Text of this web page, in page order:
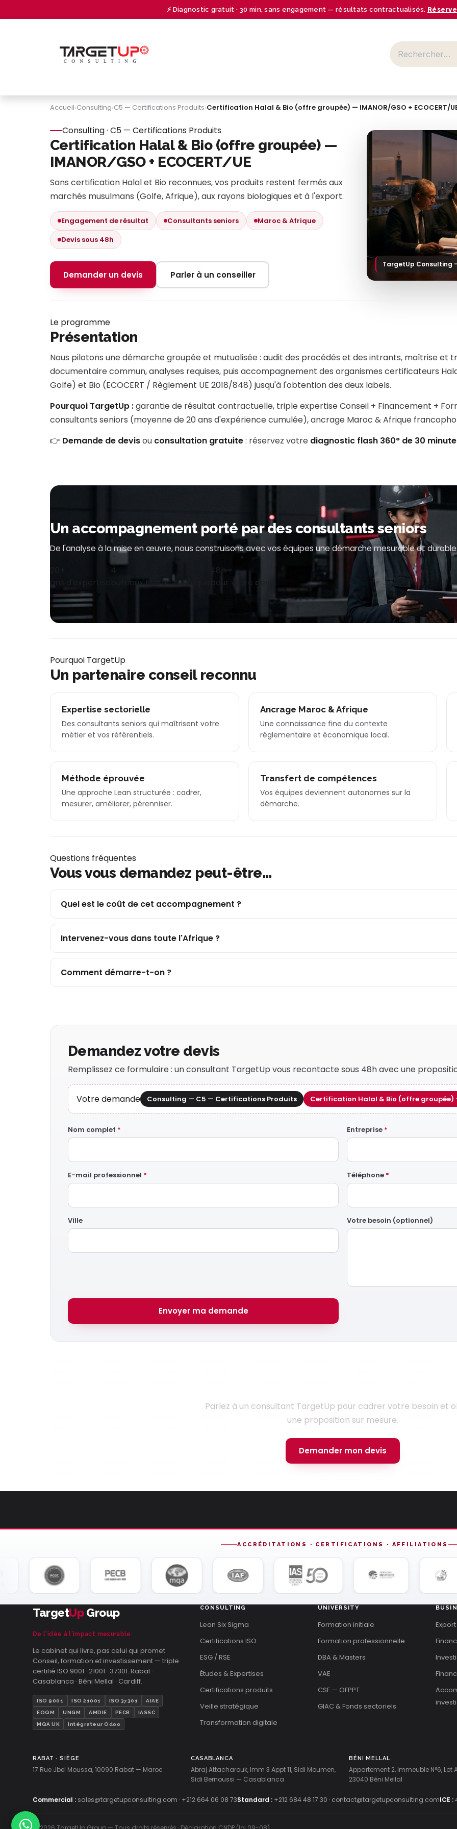
⚡ Diagnostic gratuit · 30 min, sans engagement — résultats contractualisés.
Accueil›Consulting›C5 — Certifications Produits›Certification Halal & Bio (offre groupée) — IMANOR/GSO + ECOCERT/
Consulting · C5 — Certifications Produits
Certification Halal & Bio (offre groupée) —
IMANOR/GSO + ECOCERT/UE
Sans certification Halal et Bio reconnues, vos produits restent fermés aux
marchés musulmans (Golfe, Afrique), aux rayons biologiques et à l'export.
Engagement de résultat Consultants seniors
Maroc & Afrique
Devis sous 48h
Demander un devis Parler à un conseiller
TargetUp Consulting
Le programme
Présentation
Nous pilotons une démarche groupée et mutualisée : audit des procédés et des intrants, maîtrise et
documentaire commun, analyses requises, puis accompagnement des organismes certificateurs
Golfe) et Bio (ECOCERT / Règlement UE 2018/848) jusqu'à l'obtention des deux labels.
Pourquoi TargetUp :garantie de résultat contractuelle, triple expertise Conseil + Financement +
consultants seniors (moyenne de 20 ans d'expérience cumulée), ancrage Maroc & Afrique
👉 Demande de devisou consultation gratuite: réservez votre diagnostic flash 360° de 30
Un accompagnement porté par des consultants seniors
De l'analyse à la mise en œuvre, nous construisons avec vos équipes une démarche mesurable et
ans d'expertise
4
bureaux Maroc & Afrique
48h
pour votre devis
Pourquoi TargetUp
Un partenaire conseil reconnu
Expertise sectorielle
Des consultants seniors qui maîtrisent votre
métier et vos référentiels.
Ancrage Maroc & Afrique
Une connaissance fine du contexte
réglementaire et économique local.
Méthode éprouvée
Une approche Lean structurée : cadrer,
mesurer, améliorer, pérenniser.
Transfert de compétences
Vos équipes deviennent autonomes sur la
démarche.
Questions fréquentes
Vous vous demandez peut-être…
Quel est le coût de cet accompagnement ?
Intervenez-vous dans toute l'Afrique ?
Comment démarre-t-on ?
Demandez votre devis
Remplissez ce formulaire : un consultant TargetUp vous recontacte sous 48h avec une
Votre demande Consulting — C5 — Certifications Produits Certification Halal & Bio (offre groupée) —
Nom complet * Entreprise *
E-mail professionnel * Téléphone *
Ville Votre besoin (optionnel)
Envoyer ma demande
Parlez à un consultant TargetUp pour cadrer votre besoin et
une proposition sur mesure.
Demander mon devis
ACCRÉDITATIONS · CERTIFICATIONS · AFFILIATIONS
TargetUpGroup
De l'idée à l'impact mesurable.
Le cabinet qui livre, pas celui qui promet.
Conseil, formation et investissement — triple
certifié ISO 9001 · 21001 · 37301. Rabat ·
Casablanca · Béni Mellal · Cardiff.
ISO 9001 ISO 21001 ISO 37301 AIAE
EOQM UNGM AMDIE PECB IASSC
MQA UK Intégrateur Odoo
CONSULTING
Lean Six Sigma
Certifications ISO
ESG / RSE
Études & Expertises
Certifications produits
Veille stratégique
Transformation digitale
UNIVERSITY
Formation initiale
Formation professionnelle
DBA & Masters
VAE
CSF — OFPPT
GIAC & Fonds sectoriels
RABAT · SIÈGE
17 Rue Jbel Moussa, 10090 Rabat — Maroc
CASABLANCA
Abraj Attacharouk, Imm 3 Appt 11, Sidi Moumen,
Sidi Bernoussi — Casablanca
BÉNI MELLAL
Appartement 2, Immeuble N°6, Lot
23040 Béni Mellal
Commercial : sales@targetupconsulting.com · +212 664 06 08 73Standard : +212 684 48 17 30 · contact@targetupconsulting.comICE :